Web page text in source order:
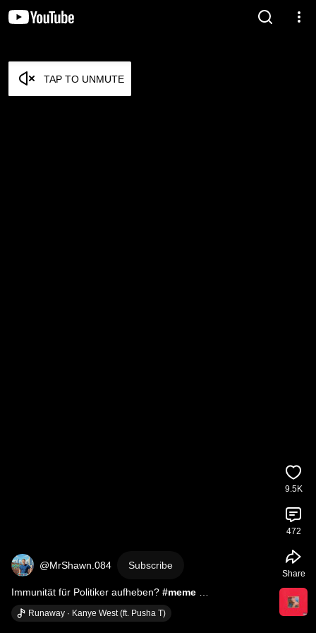
TAP TO UNMUTE
@MrShawn.084 Subscribe
Immunität für Politiker aufheben? #meme
#deutschland2026 #sozialegerechtigkeit
Runaway · Kanye West (ft. Pusha T)
9.5K
472
Share